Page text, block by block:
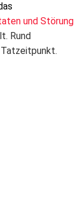
und Störung
Rund